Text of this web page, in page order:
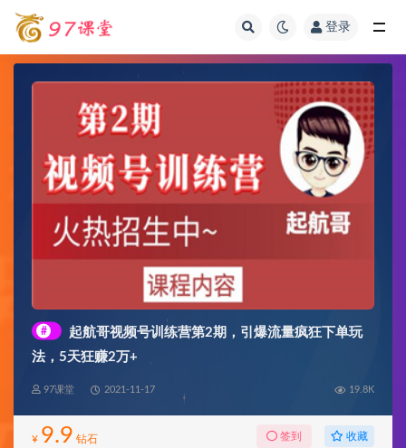
登录
#
起航哥视频号训练营第2期，引爆流量疯狂下单玩
法，5天狂赚2万+
97课堂 2021-11-17 19.8K
¥ 9.9 钻石 签到 收藏